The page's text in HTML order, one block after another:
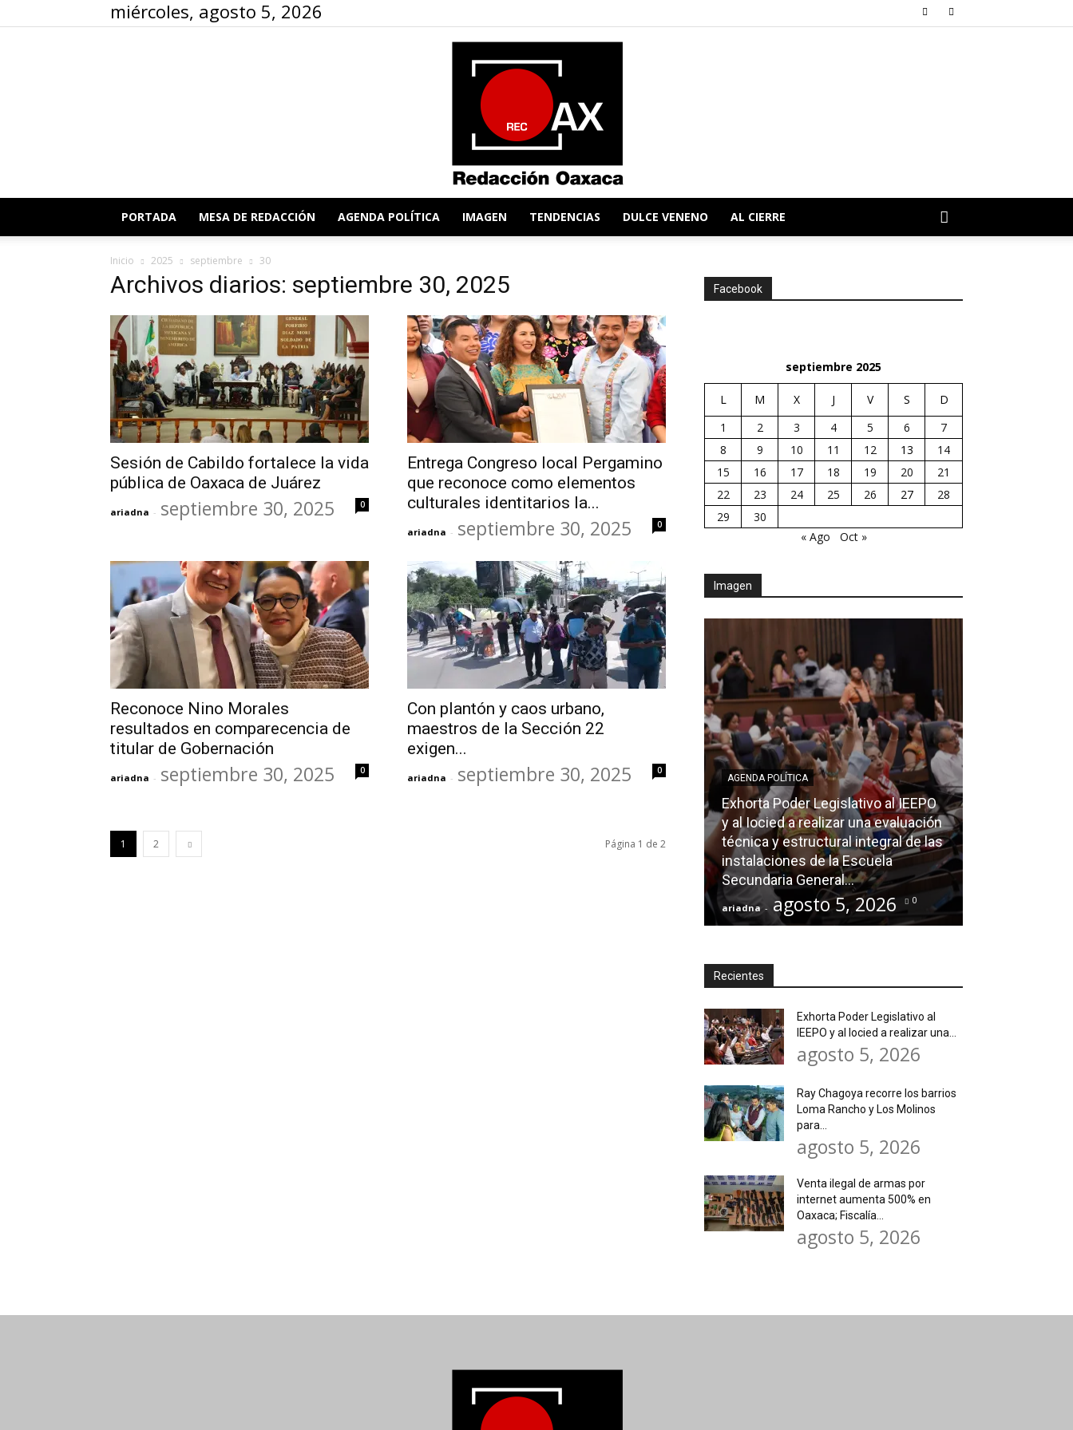
miércoles, agosto 5, 2026
Oaxaca
PORTADA MESA DE REDACCIÓN AGENDA POLÍTICA IMAGEN TENDENCIAS DULCE VENENO AL CIERRE
Inicio 2025 septiembre 30
Archivos diarios: septiembre 30, 2025
Sesión de Cabildo fortalece la vida
pública de Oaxaca de Juárez
ariadna - septiembre 30, 2025 0
Entrega Congreso local Pergamino
que reconoce como elementos
culturales identitarios la...
ariadna - septiembre 30, 2025 0
Reconoce Nino Morales
resultados en comparecencia de
titular de Gobernación
ariadna - septiembre 30, 2025 0
Con plantón y caos urbano,
maestros de la Sección 22
exigen...
ariadna - septiembre 30, 2025 0
1 2 Página 1 de 2
Facebook
septiembre 2025
L M X J V S
D
1
2 3 4 5 6
7
8
9 10 11 12 13
14
15
16 17 18 19 20
21
22
23 24 25 26 27
28
29
30
« Ago
Oct »
Imagen
AGENDA POLÍTICA
Exhorta Poder Legislativo al IEEPO
y al Iocied a realizar una evaluación
técnica y estructural integral de las
instalaciones de la Escuela
Secundaria General...
ariadna - agosto 5, 2026 0
Recientes
Exhorta Poder Legislativo al
IEEPO y al Iocied a realizar una...
agosto 5, 2026
Ray Chagoya recorre los barrios
Loma Rancho y Los Molinos
para...
agosto 5, 2026
Venta ilegal de armas por
internet aumenta 500% en
Oaxaca; Fiscalía...
agosto 5, 2026